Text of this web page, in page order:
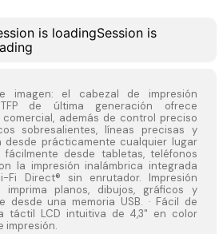
is loadingSession is
imagen: el cabezal de impresión
de última generación ofrece
además de control preciso
sobresalientes, líneas precisas y
desde prácticamente cualquier lugar
desde tabletas, teléfonos
la impresión inalámbrica integrada
Fi Direct® sin enrutador. Impresión
imprima planos, dibujos, gráficos y
desde una memoria USB. · Fácil de
táctil LCD intuitiva de 4,3" en color
impresión.